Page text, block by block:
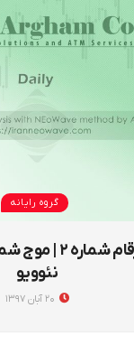
گروه رایانه
تحلیل مرقام
نئوویو